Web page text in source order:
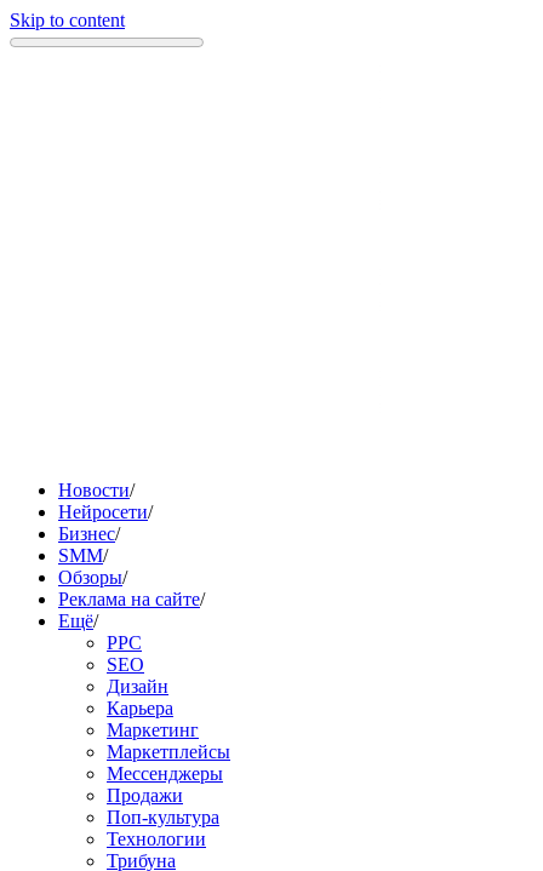
Skip to content
Новости/
Нейросети/
Бизнес/
SMM/
Обзоры/
Реклама на сайте/
Ещё/
PPC
SEO
Дизайн
Карьера
Маркетинг
Маркетплейсы
Мессенджеры
Продажи
Поп-культура
Технологии
Трибуна